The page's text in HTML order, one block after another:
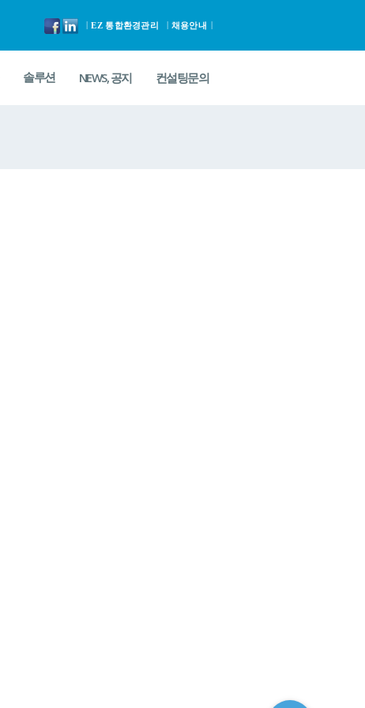
| EZ 통합환경관리 채용안내
솔루션 NEWS, 공지 컨설팅문의